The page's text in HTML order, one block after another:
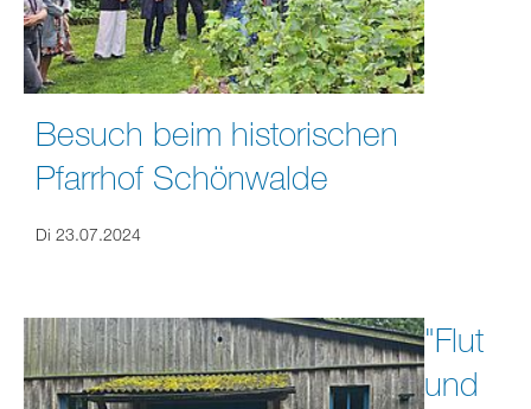
Besuch beim historischen
Pfarrhof Schönwalde
Di 23.07.2024
"Flut
und